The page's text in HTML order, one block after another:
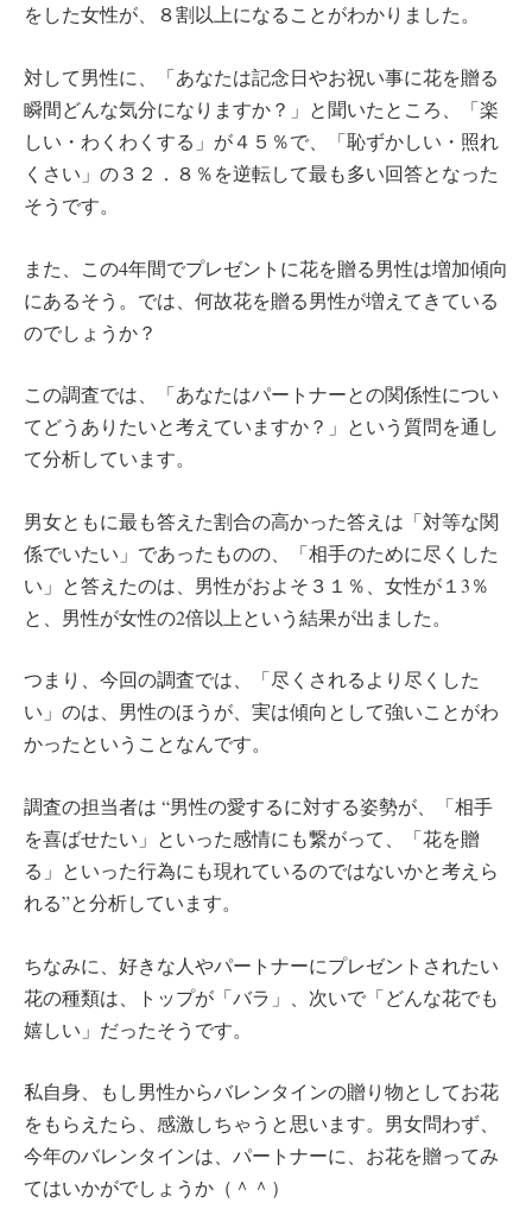
をした女性が、８割以上になることがわかりました。
対して男性に、「あなたは記念日やお祝い事に花を贈る
瞬間どんな気分になりますか？」と聞いたところ、「楽
しい・わくわくする」が４５％で、「恥ずかしい・照れ
くさい」の３２．８％を逆転して最も多い回答となった
そうです。
また、この4年間でプレゼントに花を贈る男性は増加傾向
にあるそう。では、何故花を贈る男性が増えてきている
のでしょうか？
この調査では、「あなたはパートナーとの関係性につい
てどうありたいと考えていますか？」という質問を通し
て分析しています。
男女ともに最も答えた割合の高かった答えは「対等な関
係でいたい」であったものの、「相手のために尽くした
い」と答えたのは、男性がおよそ３１％、女性が１3％
と、男性が女性の2倍以上という結果が出ました。
つまり、今回の調査では、「尽くされるより尽くした
い」のは、男性のほうが、実は傾向として強いことがわ
かったということなんです。
調査の担当者は “男性の愛するに対する姿勢が、「相手
を喜ばせたい」といった感情にも繋がって、「花を贈
る」といった行為にも現れているのではないかと考えら
れる”と分析しています。
ちなみに、好きな人やパートナーにプレゼントされたい
花の種類は、トップが「バラ」、次いで「どんな花でも
嬉しい」だったそうです。
私自身、もし男性からバレンタインの贈り物としてお花
をもらえたら、感激しちゃうと思います。男女問わず、
今年のバレンタインは、パートナーに、お花を贈ってみ
てはいかがでしょうか（＾＾）